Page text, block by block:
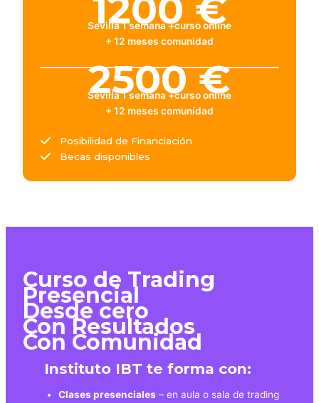
1200 €
Sevilla 1 semana +curso online
+ 12 meses comunidad
2500 €
Sevilla 1 semana +curso online
+ 12 meses comunidad
Posibilidad de Financiación
Becas disponibles
Curso de Trading
Presencial
Desde cero
Con Resultados
Con Comunidad
Instituto IBT te forma con:
Clases presenciales – en aula o sala de trading